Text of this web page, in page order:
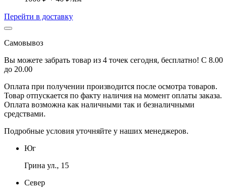
Перейти в доставку
Самовывоз
Вы можете забрать товар из 4 точек сегодня, бесплатно! С 8.00
до 20.00
Оплата при получении производится после осмотра товаров.
Товар отпускается по факту наличия на момент оплаты заказа.
Оплата возможна как наличными так и безналичными
средствами.
Подробные условия уточняйте у наших менеджеров.
Юг
Грина ул., 15
Север